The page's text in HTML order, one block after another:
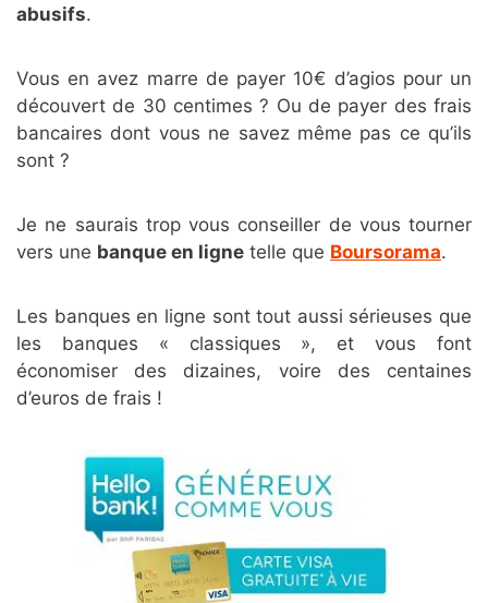
abusifs.
Vous en avez marre de payer 10€ d’agios pour un
découvert de 30 centimes ? Ou de payer des frais
bancaires dont vous ne savez même pas ce qu’ils
sont ?
Je ne saurais trop vous conseiller de vous tourner
vers une banque en ligne telle que Boursorama.
Les banques en ligne sont tout aussi sérieuses que
les banques « classiques », et vous font
économiser des dizaines, voire des centaines
d’euros de frais !